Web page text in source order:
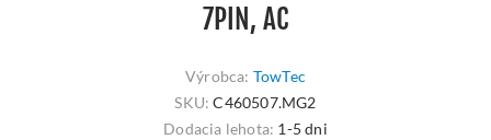
7PIN, AC
Výrobca: TowTec
SKU: C460507.MG2
Dodacia lehota: 1-5 dni